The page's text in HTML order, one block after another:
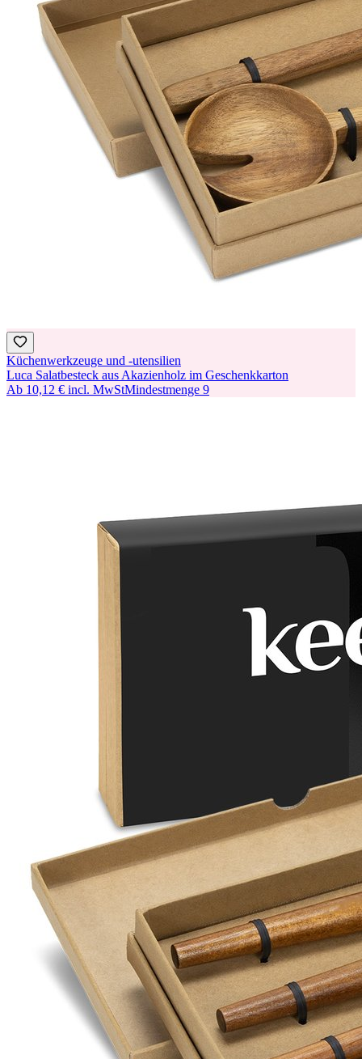
Küchenwerkzeuge und -utensilien
Luca Salatbesteck aus Akazienholz im Geschenkkarton
Ab 10,12 € incl. MwStMindestmenge 9